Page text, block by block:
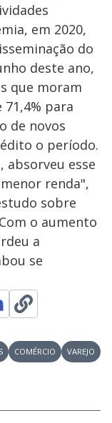
em 2020,
do
deste ano,
que moram
para
de novos
o período.
absorveu esse
renda",
sobre
o aumento
a
se
COMÉRCIO VAREJO